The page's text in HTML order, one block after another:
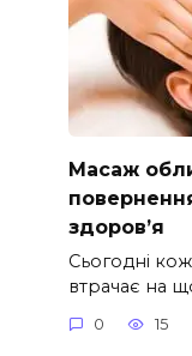
Масаж
здоров’я
Сьогодні
втрачає на
0 15